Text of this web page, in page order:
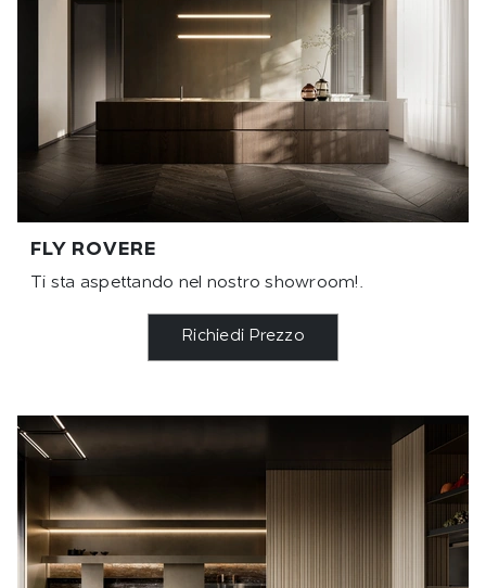
FLY ROVERE
Ti sta aspettando nel nostro showroom!.
Richiedi Prezzo